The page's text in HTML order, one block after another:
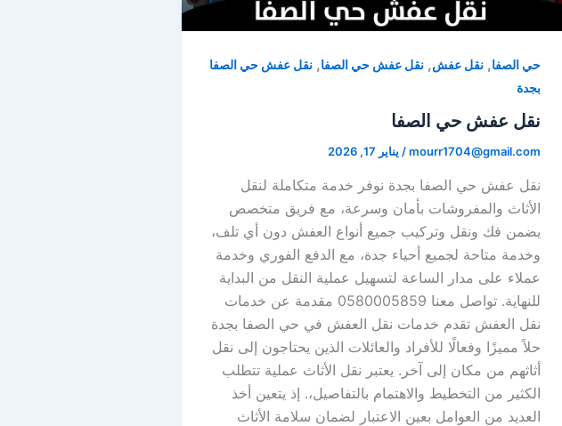
حي الصفا, نقل عفش, نقل عفش حي الصفا, نقل عفش حي الصفا
بجدة
نقل عفش حي الصفا
mourr1704@gmail.com
/ يناير 17, 2026
نقل عفش حي الصفا بجدة نوفر خدمة متكاملة لنقل
الأثاث والمفروشات بأمان وسرعة، مع فريق متخصص
يضمن فك ونقل وتركيب جميع أنواع العفش دون أي تلف،
وخدمة متاحة لجميع أحياء جدة، مع الدفع الفوري وخدمة
عملاء على مدار الساعة لتسهيل عملية النقل من البداية
للنهاية. تواصل معنا 0580005859 مقدمة عن خدمات
نقل العفش تقدم خدمات نقل العفش في حي الصفا بجدة
حلاً مميزًا وفعالًا للأفراد والعائلات الذين يحتاجون إلى نقل
أثاثهم من مكان إلى آخر. يعتبر نقل الأثاث عملية تتطلب
الكثير من التخطيط والاهتمام بالتفاصيل،. إذ يتعين أخذ
العديد من العوامل بعين الاعتبار لضمان سلامة الأثاث